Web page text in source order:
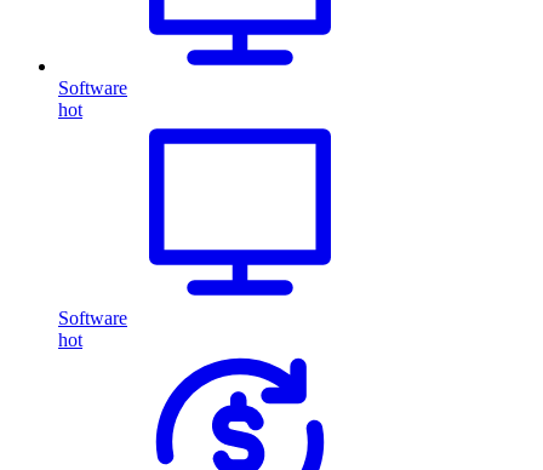
Software
hot
Software
hot